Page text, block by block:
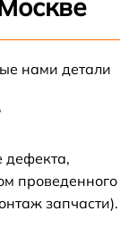
нами детали
дефекта,
проведенного
запчасти).